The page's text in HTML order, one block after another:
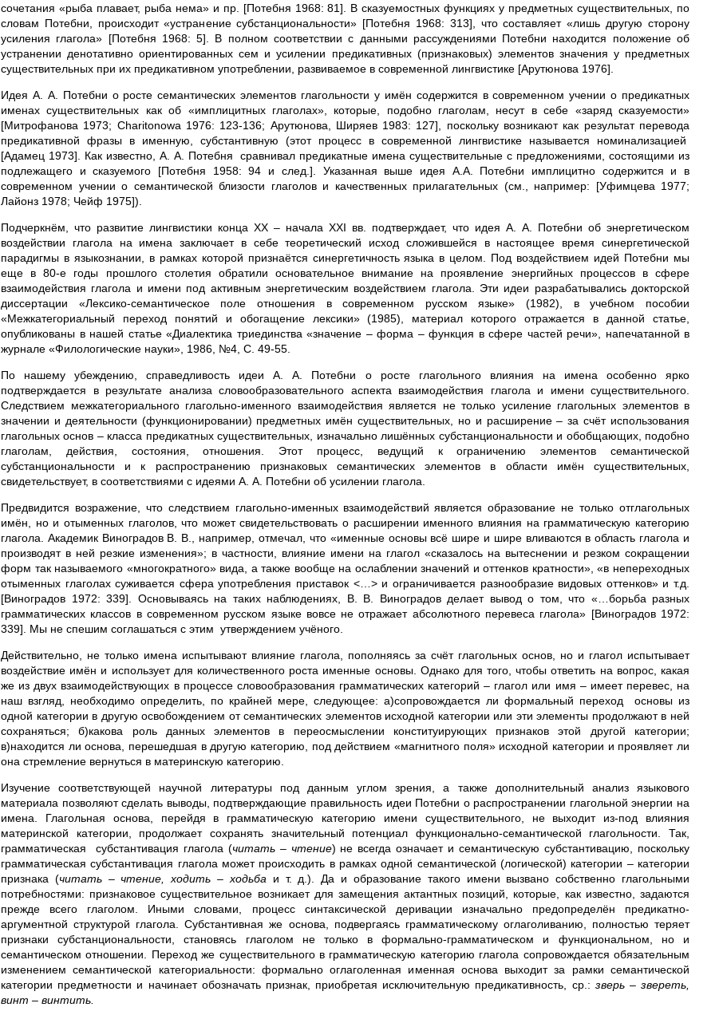
сочетания «рыба плавает, рыба нема» и пр. [Потебня 1968: 81]. В сказуемостных функциях у предметных существительных, по
словам Потебни, происходит «устранение субстанциональности» [Потебня 1968: 313], что составляет «лишь другую сторону
усиления глагола» [Потебня 1968: 5]. В полном соответствии с данными рассуждениями Потебни находится положение об
устранении денотативно ориентированных сем и усилении предикативных (признаковых) элементов значения у предметных
существительных при их предикативном употреблении, развиваемое в современной лингвистике [Арутюнова 1976].
Идея А. А. Потебни о росте семантических элементов глагольности у имён содержится в современном учении о предикатных
именах существительных как об «имплицитных глаголах», которые, подобно глаголам, несут в себе «заряд сказуемости»
[Митрофанова 1973; Charitonowa 1976: 123-136; Арутюнова, Ширяев 1983: 127], поскольку возникают как результат перевода
предикативной фразы в именную, субстантивную (этот процесс в современной лингвистике называется номинализацией
[Адамец 1973]. Как известно, А. А. Потебня сравнивал предикатные имена существительные с предложениями, состоящими из
подлежащего и сказуемого [Потебня 1958: 94 и след.]. Указанная выше идея А.А. Потебни имплицитно содержится и в
современном учении о семантической близости глаголов и качественных прилагательных (см., например: [Уфимцева 1977;
Лайонз 1978; Чейф 1975]).
Подчеркнём, что развитие лингвистики конца ХХ – начала ХХI вв. подтверждает, что идея А. А. Потебни об энергетическом
воздействии глагола на имена заключает в себе теоретический исход сложившейся в настоящее время синергетической
парадигмы в языкознании, в рамках которой признаётся синергетичность языка в целом. Под воздействием идей Потебни мы
еще в 80-е годы прошлого столетия обратили основательное внимание на проявление энергийных процессов в сфере
взаимодействия глагола и имени под активным энергетическим воздействием глагола. Эти идеи разрабатывались докторской
диссертации «Лексико-семантическое поле отношения в современном русском языке» (1982), в учебном пособии
«Межкатегориальный переход понятий и обогащение лексики» (1985), материал которого отражается в данной статье,
опубликованы в нашей статье «Диалектика триединства «значение – форма – функция в сфере частей речи», напечатанной в
журнале «Филологические науки», 1986, №4, С. 49-55.
По нашему убеждению, справедливость идеи А. А. Потебни о росте глагольного влияния на имена особенно ярко
подтверждается в результате анализа словообразовательного аспекта взаимодействия глагола и имени существительного.
Следствием межкатегориального глагольно-именного взаимодействия является не только усиление глагольных элементов в
значении и деятельности (функционировании) предметных имён существительных, но и расширение – за счёт использования
глагольных основ – класса предикатных существительных, изначально лишённых субстанциональности и обобщающих, подобно
глаголам, действия, состояния, отношения. Этот процесс, ведущий к ограничению элементов семантической
субстанциональности и к распространению признаковых семантических элементов в области имён существительных,
свидетельствует, в соответствиями с идеями А. А. Потебни об усилении глагола.
Предвидится возражение, что следствием глагольно-именных взаимодействий является образование не только отглагольных
имён, но и отыменных глаголов, что может свидетельствовать о расширении именного влияния на грамматическую категорию
глагола. Академик Виноградов В. В., например, отмечал, что «именные основы всё шире и шире вливаются в область глагола и
производят в ней резкие изменения»; в частности, влияние имени на глагол «сказалось на вытеснении и резком сокращении
форм так называемого «многократного» вида, а также вообще на ослаблении значений и оттенков кратности», «в непереходных
отыменных глаголах суживается сфера употребления приставок <…> и ограничивается разнообразие видовых оттенков» и т.д.
[Виноградов 1972: 339]. Основываясь на таких наблюдениях, В. В. Виноградов делает вывод о том, что «…борьба разных
грамматических классов в современном русском языке вовсе не отражает абсолютного перевеса глагола» [Виноградов 1972:
339]. Мы не спешим соглашаться с этим утверждением учёного.
Действительно, не только имена испытывают влияние глагола, пополняясь за счёт глагольных основ, но и глагол испытывает
воздействие имён и использует для количественного роста именные основы. Однако для того, чтобы ответить на вопрос, какая
же из двух взаимодействующих в процессе словообразования грамматических категорий – глагол или имя – имеет перевес, на
наш взгляд, необходимо определить, по крайней мере, следующее: а)сопровождается ли формальный переход основы из
одной категории в другую освобождением от семантических элементов исходной категории или эти элементы продолжают в ней
сохраняться; б)какова роль данных элементов в переосмыслении конституирующих признаков этой другой категории;
в)находится ли основа, перешедшая в другую категорию, под действием «магнитного поля» исходной категории и проявляет ли
она стремление вернуться в материнскую категорию.
Изучение соответствующей научной литературы под данным углом зрения, а также дополнительный анализ языкового
материала позволяют сделать выводы, подтверждающие правильность идеи Потебни о распространении глагольной энергии на
имена. Глагольная основа, перейдя в грамматическую категорию имени существительного, не выходит из-под влияния
материнской категории, продолжает сохранять значительный потенциал функционально-семантической глагольности. Так,
грамматическая субстантивация глагола (читать – чтение) не всегда означает и семантическую субстантивацию, поскольку
грамматическая субстантивация глагола может происходить в рамках одной семантической (логической) категории – категории
признака (читать – чтение, ходить – ходьба и т. д.). Да и образование такого имени вызвано собственно глагольными
потребностями: признаковое существительное возникает для замещения актантных позиций, которые, как известно, задаются
прежде всего глаголом. Иными словами, процесс синтаксической деривации изначально предопределён предикатно-
аргументной структурой глагола. Субстантивная же основа, подвергаясь грамматическому оглаголиванию, полностью теряет
признаки субстанциональности, становясь глаголом не только в формально-грамматическом и функциональном, но и
семантическом отношении. Переход же существительного в грамматическую категорию глагола сопровождается обязательным
изменением семантической категориальности: формально оглаголенная именная основа выходит за рамки семантической
категории предметности и начинает обозначать признак, приобретая исключительную предикативность, ср.: зверь – звереть,
винт – винтить.